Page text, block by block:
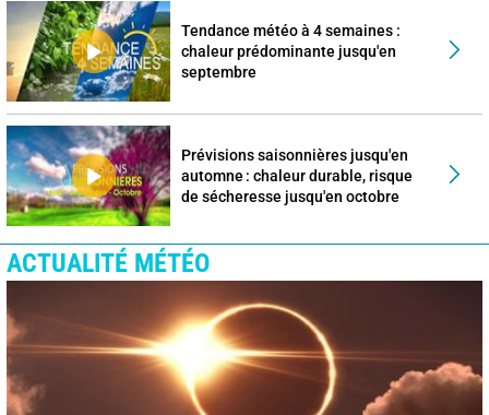
Tendance météo à 4 semaines :
chaleur prédominante jusqu'en
septembre
Prévisions saisonnières jusqu'en
automne : chaleur durable, risque
de sécheresse jusqu'en octobre
ACTUALITÉ MÉTÉO